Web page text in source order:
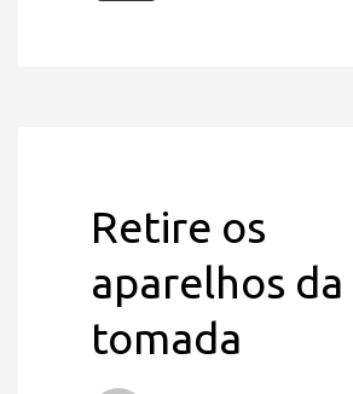
Retire os
aparelhos da
tomada